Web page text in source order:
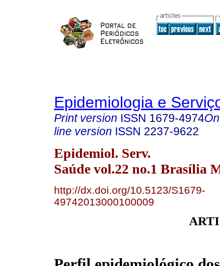
Epidemiologia e
Print version ISSN 1679-4974
line version ISSN 2237-9622
Epidemiol. Serv.
Saúde vol.22 no.1 Brasília
http://dx.doi.org/10.5123/S1679-
49742013000100009